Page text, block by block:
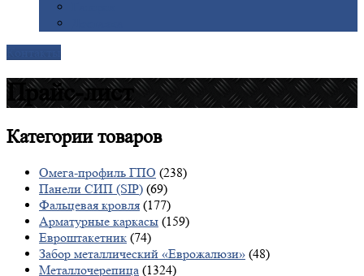
Прайс-лист
Категориитоваров
Омега-профиль ГПО (238)
Панели СИП (SIP) (69)
Фальцевая кровля (177)
Арматурные каркасы (159)
Евроштакетник (74)
Забор металлический «Еврожалюзи» (48)
Металлочерепица (1324)